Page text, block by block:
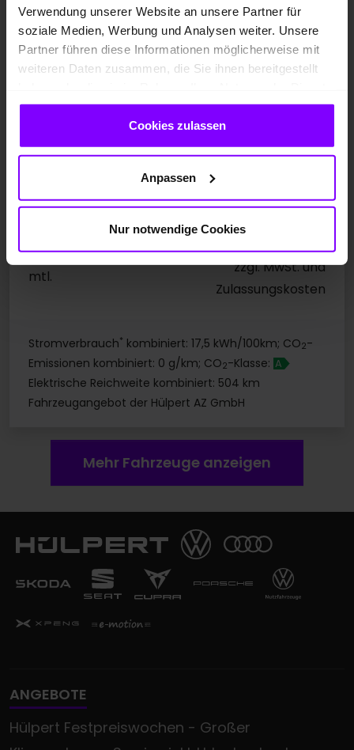
Verwendung unserer Website an unsere Partner für
soziale Medien, Werbung und Analysen weiter. Unsere
Partner führen diese Informationen möglicherweise mit
weiteren Daten zusammen, die Sie ihnen bereitgestellt
gesammelt haben.
Cookies zulassen
Anpassen
Nur notwendige Cookies
Automatik
MMI EXPIRIENCE PRO
KLIMATISIERUNG WINTER
KOMFORTÖFFNUNG
UPE: 70.435,00 EUR
Preis inkl. MwSt.
63.880,00 EUR
Preisvorteil1: 6.555,00 EUR
Gewerbeleasing ab
mtl.
zzgl. MwSt. und
Zulassungskosten
Stromverbrauch* kombiniert: 17,5 kWh/100km; CO2-
Emissionen kombiniert: 0 g/km; CO2-Klasse: A
Elektrische Reichweite kombiniert: 504 km
Fahrzeugangebot der Hülpert AZ GmbH
Mehr Fahrzeuge anzeigen
ANGEBOTE
Hülpert Festpreiswochen - Großer